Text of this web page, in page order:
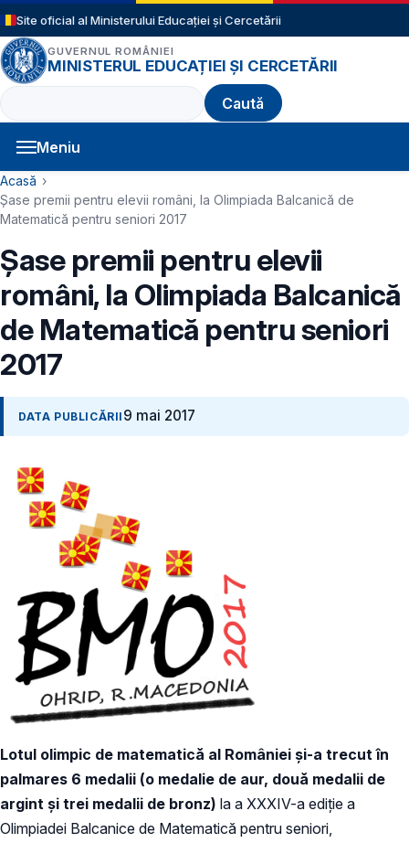
Sari la conținutul principal
Site oficial al Ministerului Educației și Cercetării
GUVERNUL ROMÂNIEI
MINISTERUL EDUCAȚIEI ȘI CERCETĂRII
Caută
Meniu
Navigație principală
Cale de navigare
Acasă
Şase premii pentru elevii români, la Olimpiada Balcanică de
Matematică pentru seniori 2017
Şase premii pentru elevii
români, la Olimpiada Balcanică
de Matematică pentru seniori
2017
DATA PUBLICĂRII 9 mai 2017
Lotul olimpic de matematică al României şi-a trecut în
palmares 6 medalii (o medalie de aur, două medalii de
argint şi trei medalii de bronz) la a XXXIV-a ediţie a
Olimpiadei Balcanice de Matematică pentru seniori,